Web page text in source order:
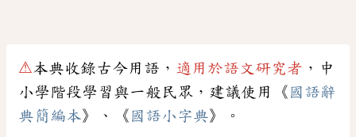
⚠本典收錄古今用語， 適用於語文研究者 ，中
小學階段學習與一般民眾，建議使用《 國語辭
典簡編本》、《 國語小字典》。